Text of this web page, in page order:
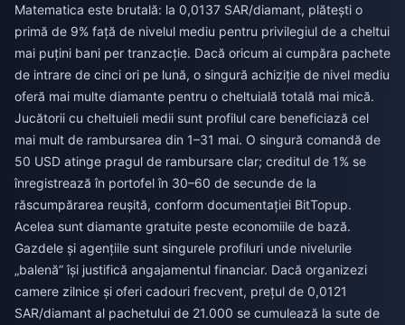
Matematica este brutală: la 0,0137 SAR/diamant, plătești o
primă de 9% față de nivelul mediu pentru privilegiul de a cheltui
mai puțini bani per tranzacție. Dacă oricum ai cumpăra pachete
de intrare de cinci ori pe lună, o singură achiziție de nivel mediu
oferă mai multe diamante pentru o cheltuială totală mai mică.
Jucătorii cu cheltuieli medii sunt profilul care beneficiază cel
mai mult de rambursarea din 1–31 mai. O singură comandă de
50 USD atinge pragul de rambursare clar; creditul de 1% se
înregistrează în portofel în 30–60 de secunde de la
răscumpărarea reușită, conform documentației BitTopup.
Acelea sunt diamante gratuite peste economiile de bază.
Gazdele și agențiile sunt singurele profiluri unde nivelurile
„balenă” își justifică angajamentul financiar. Dacă organizezi
camere zilnice și oferi cadouri frecvent, prețul de 0,0121
SAR/diamant al pachetului de 21.000 se cumulează la sute de